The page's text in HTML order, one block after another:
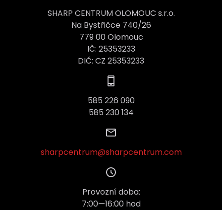
SHARP CENTRUM OLOMOUC s.r.o.
Na Bystřičce 740/26
779 00 Olomouc
IČ: 25353233
DIČ: CZ 25353233
585 226 090
585 230 134
Provozní doba:
7:00—16:00 hod
sharpcentrum@sharpcentrum.com